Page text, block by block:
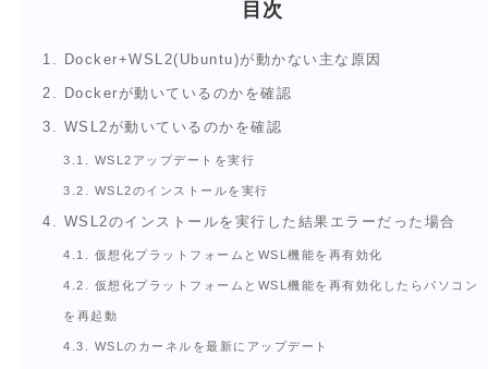
目次
1. Docker+WSL2(Ubuntu)が動かない主な原因
2. Dockerが動いているのかを確認
3. WSL2が動いているのかを確認
3.1. WSL2アップデートを実行
3.2. WSL2のインストールを実行
4. WSL2のインストールを実行した結果エラーだった場合
4.1. 仮想化プラットフォームとWSL機能を再有効化
4.2. 仮想化プラットフォームとWSL機能を再有効化したらパソコン
を再起動
4.3. WSLのカーネルを最新にアップデート